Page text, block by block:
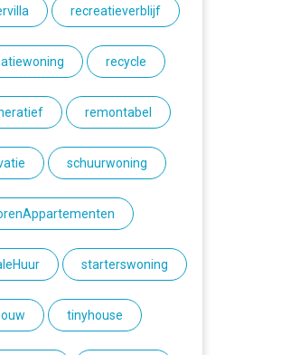
recreatieverblijf
recycle
remontabel
schuurwoning
starterswoning
tinyhouse